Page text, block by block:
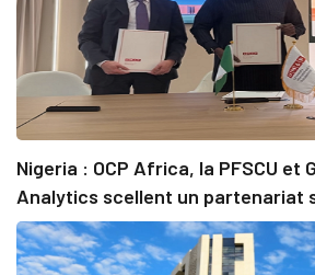
Nigeria : OCP Africa, la PFSCU et
Analytics scellent un partenariat